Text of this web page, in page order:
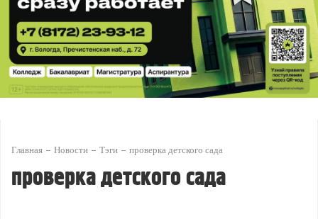
Главная Новости Тэги проверка детского сада
проверка детского сада